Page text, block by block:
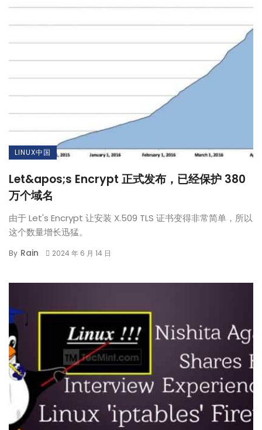
LINUX中国
Let&apos;s Encrypt 正式发布，已经保护 380
万个域名
由于 Let's Encrypt 让安装 X.509 TLS 证书变得非常简单，所以
这个数量增长迅猛。
By Rain 2024 年 6 月 14 日